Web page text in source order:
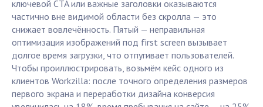
ключевой CTA или важные заголовки оказываются
частично вне видимой области без скролла — это
снижает вовлечённость. Пятый — неправильная
оптимизация изображений под first screen вызывает
долгое время загрузки, что отпугивает пользователей.
Чтобы проиллюстрировать, возьмём кейс одного из
клиентов Workzilla: после точного определения размеров
первого экрана и переработки дизайна конверсия